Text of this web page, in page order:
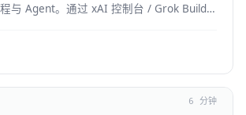
与 Agent。通过 xAI 控制台 / Grok Build /
6 分钟